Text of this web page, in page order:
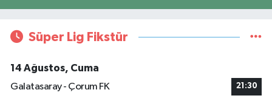
Süper Lig Fikstür
14 Ağustos, Cuma
Galatasaray - Çorum FK
21:30